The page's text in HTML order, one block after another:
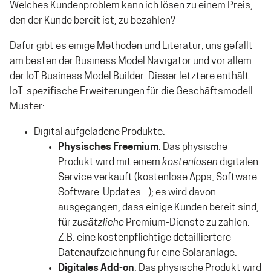
Welches Kundenproblem kann ich lösen zu einem Preis,
den der Kunde bereit ist, zu bezahlen?
Dafür gibt es einige Methoden und Literatur, uns gefällt
am besten der Business Model Navigator und vor allem
der IoT Business Model Builder. Dieser letztere enthält
IoT-spezifische Erweiterungen für die Geschäftsmodell-
Muster:
Digital aufgeladene Produkte:
Physisches Freemium: Das physische
Produkt wird mit einem kostenlosen digitalen
Service verkauft (kostenlose Apps, Software
Software-Updates...); es wird davon
ausgegangen, dass einige Kunden bereit sind,
fürzusätzliche Premium-Dienste zu zahlen.
Z.B. eine kostenpflichtige detailliertere
Datenaufzeichnung für eine Solaranlage.
Digitales Add-on: Das physische Produkt wird